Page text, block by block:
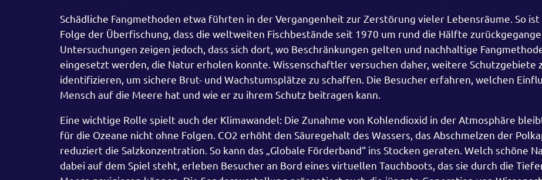
Schädliche Fangmethoden etwa führten in der Vergangenheit zur Zerstörung vieler Lebensräume. So ist
Folge der Überfischung, dass die weltweiten Fischbestände seit 1970 um rund die Hälfte
Untersuchungen zeigen jedoch, dass sich dort, wo Beschränkungen gelten und nachhaltige
eingesetzt werden, die Natur erholen konnte. Wissenschaftler versuchen daher, weitere Schutzgebiete
identifizieren, um sichere Brut- und Wachstumsplätze zu schaffen. Die Besucher erfahren, welchen
Mensch auf die Meere hat und wie er zu ihrem Schutz beitragen kann.
Eine wichtige Rolle spielt auch der Klimawandel: Die Zunahme von Kohlendioxid in der Atmosphäre
für die Ozeane nicht ohne Folgen. CO2 erhöht den Säuregehalt des Wassers, das Abschmelzen der
reduziert die Salzkonzentration. So kann das „Globale Förderband“ ins Stocken geraten. Welch schöne
dabei auf dem Spiel steht, erleben Besucher an Bord eines virtuellen Tauchboots, das sie durch die